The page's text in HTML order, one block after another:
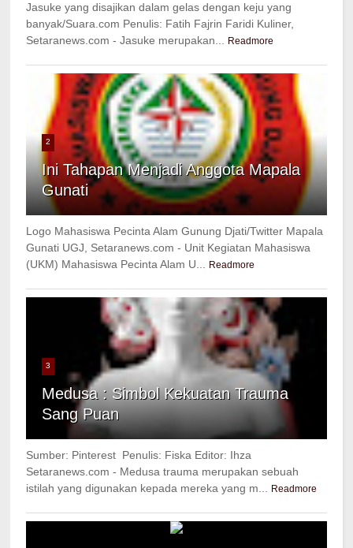
Jasuke yang disajikan dalam gelas dengan keju yang
banyak/Suara.com Penulis: Fatih Fajrin Faridi Kuliner,
Setaranews.com - Jasuke merupakan...
Readmore
2
Ini Tahapan Menjadi Anggota Mapala
Gunati
Logo Mahasiswa Pecinta Alam Gunung Djati/Twitter Mapala
Gunati UGJ, Setaranews.com - Unit Kegiatan Mahasiswa
(UKM) Mahasiswa Pecinta Alam U...
Readmore
3
Medusa : Simbol Kekuatan Trauma
Sang Puan
Sumber: Pinterest Penulis: Fiska Editor: Ihza
Setaranews.com - Medusa trauma merupakan sebuah
istilah yang digunakan kepada mereka yang m...
Readmore